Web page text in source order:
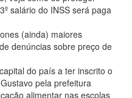
salário do INSS será paga
(ainda) maiores
denúncias sobre preço de
do país a ter inscrito o
pela prefeitura
alimentar nas escolas